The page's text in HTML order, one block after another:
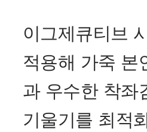
이그제큐티브
적용해 가죽 본
과 우수한 착좌
기울기를 최적